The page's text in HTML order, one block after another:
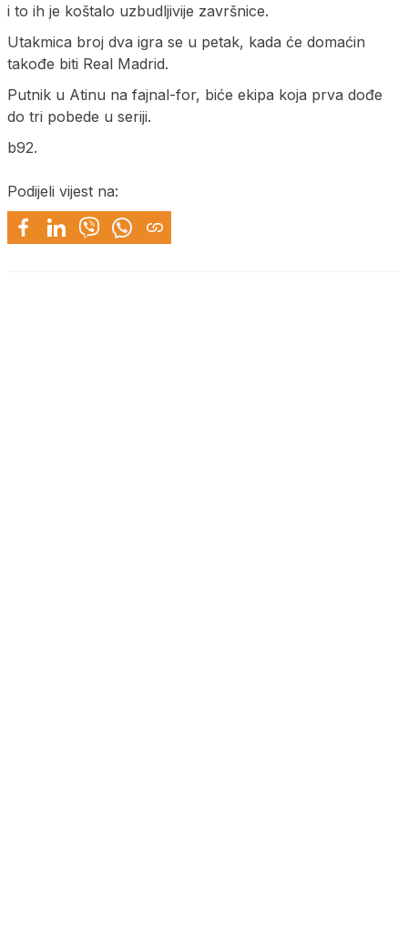
i to ih je koštalo uzbudljivije završnice.
Utakmica broj dva igra se u petak, kada će domaćin
takođe biti Real Madrid.
Putnik u Atinu na fajnal-for, biće ekipa koja prva dođe
do tri pobede u seriji.
b92.
Podijeli vijest na: